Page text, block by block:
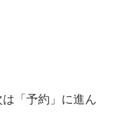
「予約」に進ん